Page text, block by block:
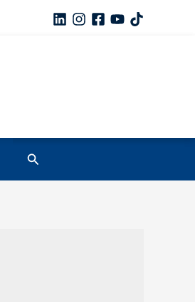
Suchen